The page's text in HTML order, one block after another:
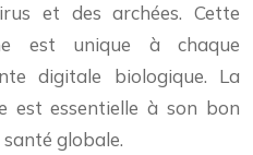
et des archées. Cette
est unique à chaque
digitale biologique. La
est essentielle à son bon
globale.